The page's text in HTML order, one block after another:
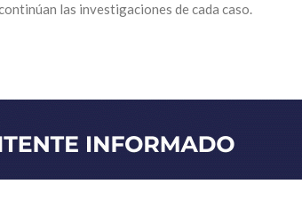
las investigaciones de cada caso.